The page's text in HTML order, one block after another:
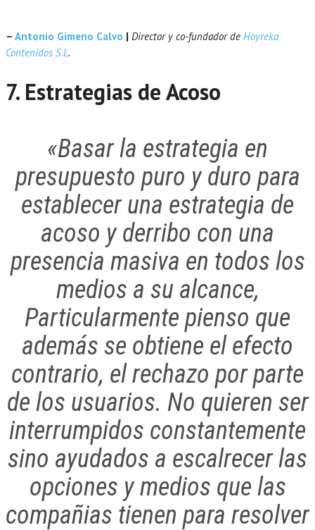
– Antonio Gimeno Calvo | Director y co-fundador de Hoyreka
Contenidos S.L.
7. Estrategias de Acoso
«Basar la estrategia en
presupuesto puro y duro para
establecer una estrategia de
acoso y derribo con una
presencia masiva en todos los
medios a su alcance,
Particularmente pienso que
además se obtiene el efecto
contrario, el rechazo por parte
de los usuarios. No quieren ser
interrumpidos constantemente
sino ayudados a escalrecer las
opciones y medios que las
compañias tienen para resolver